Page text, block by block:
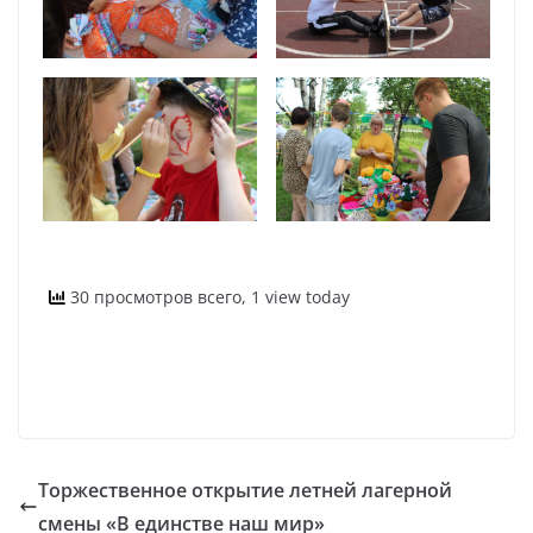
30 просмотров всего, 1 view today
Торжественное открытие летней лагерной
смены «В единстве наш мир»